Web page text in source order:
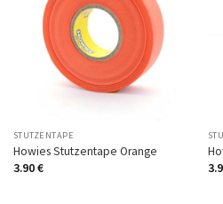
die
Wunschliste
STUTZENTAPE
Howies Stutzentape Orange
3.90€